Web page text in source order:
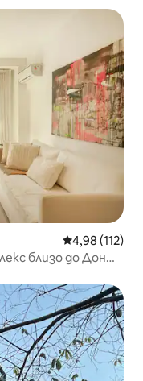
Средна
4,98 (112)
близо до Дон